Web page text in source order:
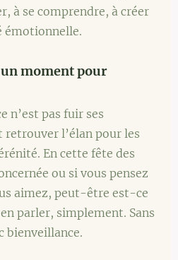
à se comprendre, à créer
émotionnelle.
moment pour
n’est pas fuir ses
retrouver l’élan pour les
En cette fête des
ou si vous pensez
aimez, peut-être est-ce
parler, simplement. Sans
bienveillance.